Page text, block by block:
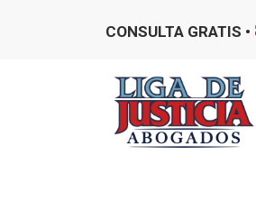
CONSULTA GRATIS •